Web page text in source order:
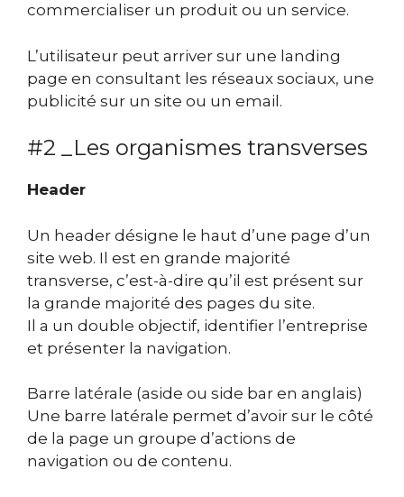
commercialiser un produit ou un service.
L’utilisateur peut arriver sur une landing
page en consultant les réseaux sociaux, une
publicité sur un site ou un email.
#2 _Les organismes transverses
Header
Un header désigne le haut d’une page d’un
site web. Il est en grande majorité
transverse, c’est-à-dire qu’il est présent sur
la grande majorité des pages du site.
Il a un double objectif, identifier l’entreprise
et présenter la navigation.
Barre latérale (aside ou side bar en anglais)
Une barre latérale permet d’avoir sur le côté
de la page un groupe d’actions de
navigation ou de contenu.